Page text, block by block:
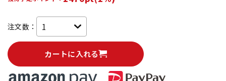
注文数：
カートに入れる